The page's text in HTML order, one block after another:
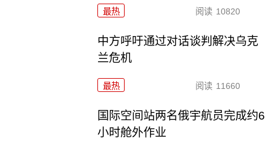
最热 阅读 10820
中方呼吁通过对话谈判解决乌克
兰危机
最热 阅读 11660
国际空间站两名俄宇航员完成约6
小时舱外作业